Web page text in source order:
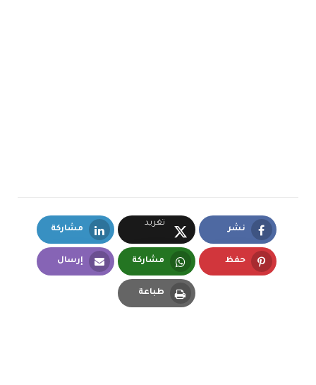
نشر
Facebook
تغريد
X.com
مشاركة
LinkedIn
حفظ مشاركة
Whatsapp
إرسال
طباعة